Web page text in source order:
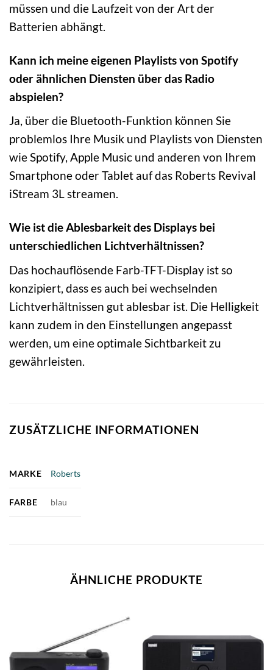
müssen und die Laufzeit von der Art der
Batterien abhängt.
Kann ich meine eigenen Playlists von Spotify
oder ähnlichen Diensten über das Radio
abspielen?
Ja, über die Bluetooth-Funktion können Sie
problemlos Ihre Musik und Playlists von Diensten
wie Spotify, Apple Music und anderen von Ihrem
Smartphone oder Tablet auf das Roberts Revival
iStream 3L streamen.
Wie ist die Ablesbarkeit des Displays bei
unterschiedlichen Lichtverhältnissen?
Das hochauflösende Farb-TFT-Display ist so
konzipiert, dass es auch bei wechselnden
Lichtverhältnissen gut ablesbar ist. Die Helligkeit
kann zudem in den Einstellungen angepasst
werden, um eine optimale Sichtbarkeit zu
gewährleisten.
ZUSÄTZLICHE INFORMATIONEN
MARKE Roberts
FARBE blau
ÄHNLICHE PRODUKTE